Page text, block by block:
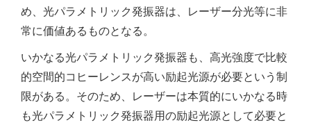
め、光パラメトリック発振器は、レーザー分光等に非
常に価値あるものとなる。
いかなる光パラメトリック発振器も、高光強度で比較
的空間的コヒーレンスが高い励起光源が必要という制
限がある。そのため、レーザーは本質的にいかなる時
も光パラメトリック発振器用の励起光源として必要と